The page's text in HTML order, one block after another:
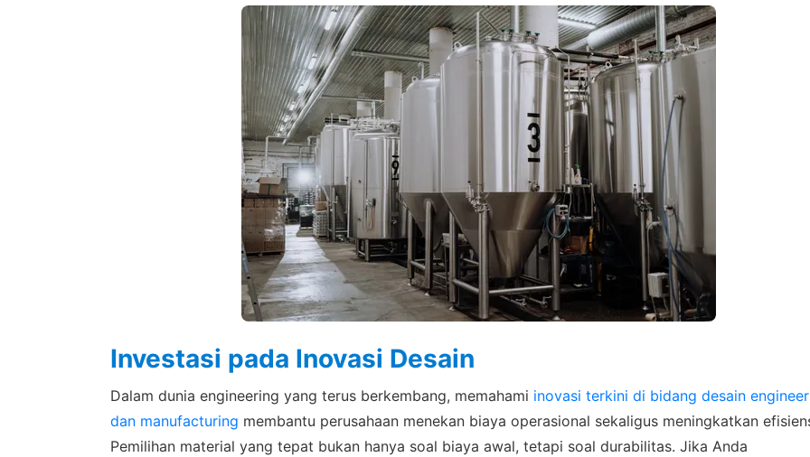
Investasi pada Inovasi Desain
Dalam dunia engineering yang terus berkembang, memahami inovasi terkini di bidang desain
dan manufacturing membantu perusahaan menekan biaya operasional sekaligus meningkatkan
Pemilihan material yang tepat bukan hanya soal biaya awal, tetapi soal durabilitas. Jika Anda
6281310045708